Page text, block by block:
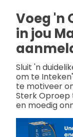
Voeg 'n
in jou
Sluit 'n
om te
te motiveer
Sterk Oproep
en moedig